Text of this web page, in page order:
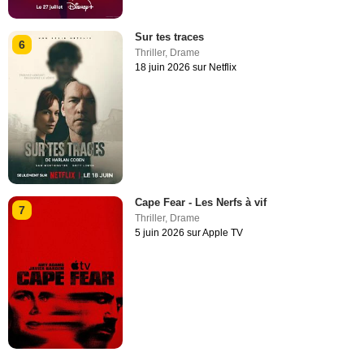
6
Sur tes traces
Thriller, Drame
18 juin 2026 sur Netflix
7
Cape Fear - Les Nerfs à vif
Thriller, Drame
5 juin 2026 sur Apple TV